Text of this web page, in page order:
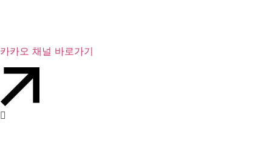
카카오 채널 바로가기